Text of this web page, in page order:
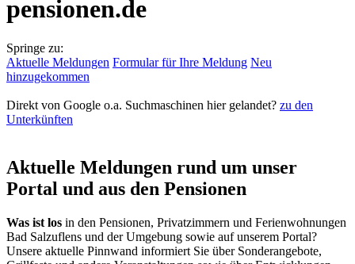
pensionen.de
Springe zu:
Aktuelle Meldungen Formular für Ihre Meldung Neu
hinzugekommen
Direkt von Google o.a. Suchmaschinen hier gelandet? zu den
Unterkünften
Aktuelle Meldungen rund um unser
Portal und aus den Pensionen
Was ist los in den Pensionen, Privatzimmern und Ferienwohnungen
Bad Salzuflens und der Umgebung sowie auf unserem Portal?
Unsere aktuelle Pinnwand informiert Sie über Sonderangebote,